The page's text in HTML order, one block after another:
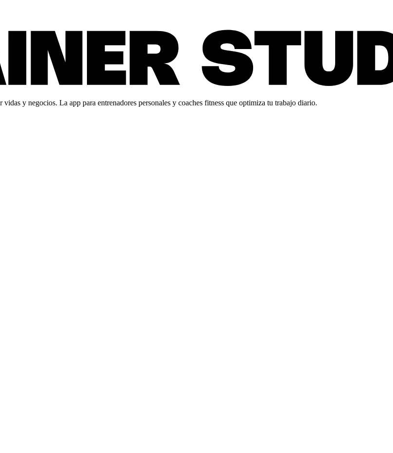
y negocios. La app para entrenadores personales y coaches fitness que optimiza tu trabajo diario.